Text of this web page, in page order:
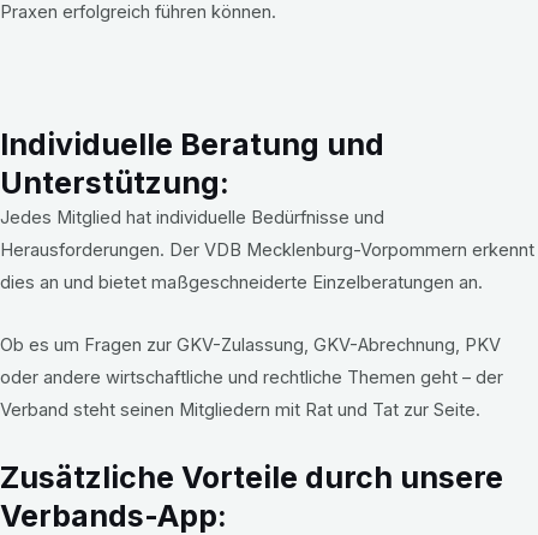
Praxen erfolgreich führen können.
Individuelle Beratung und
Unterstützung:
Jedes Mitglied hat individuelle Bedürfnisse und
Herausforderungen. Der VDB Mecklenburg-Vorpommern erkennt
dies an und bietet maßgeschneiderte Einzelberatungen an.
Ob es um Fragen zur GKV-Zulassung, GKV-Abrechnung, PKV
oder andere wirtschaftliche und rechtliche Themen geht – der
Verband steht seinen Mitgliedern mit Rat und Tat zur Seite.
Zusätzliche Vorteile durch unsere
Verbands-App: